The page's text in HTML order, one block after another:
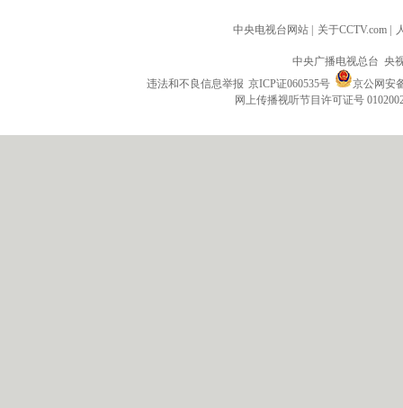
中央电视台网站 | 关于CCTV.com |
中央广播电视总台 央
违法和不良信息举报 京ICP证060535号
京公网安
网上传播视听节目许可证号